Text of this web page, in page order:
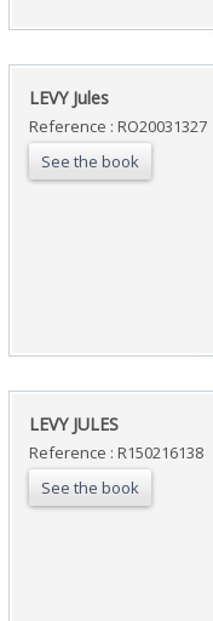
‎LEVY Jules‎
Reference : RO20031327
See the book
‎LEVY JULES‎
Reference : R150216138
See the book